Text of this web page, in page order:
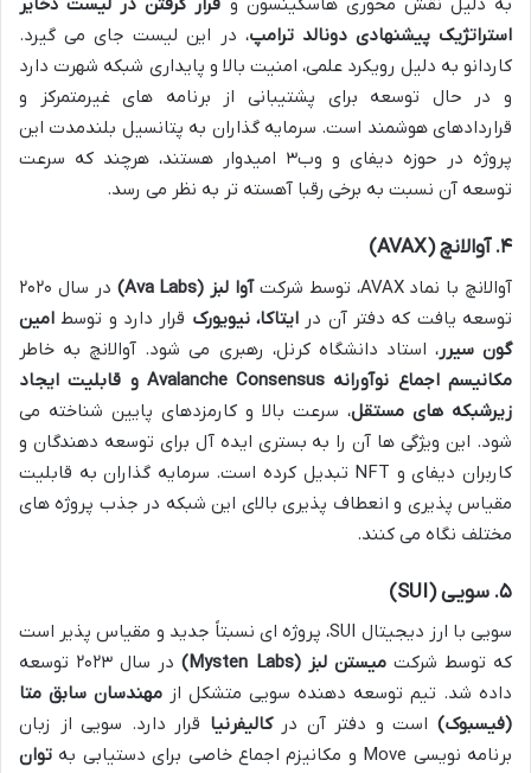
به دلیل نقش محوری هاسکینسون و قرار گرفتن در لیست ذخایر
استراتژیک پیشنهادی دونالد ترامپ، در این لیست جای می گیرد.
کاردانو به دلیل رویکرد علمی، امنیت بالا و پایداری شبکه شهرت دارد
و در حال توسعه برای پشتیبانی از برنامه های غیرمتمرکز و
قراردادهای هوشمند است. سرمایه گذاران به پتانسیل بلندمدت این
پروژه در حوزه دیفای و وب۳ امیدوار هستند، هرچند که سرعت
توسعه آن نسبت به برخی رقبا آهسته تر به نظر می رسد.
۴. آوالانچ (AVAX)
آوالانچ با نماد AVAX، توسط شرکت آوا لبز (Ava Labs)
در سال ۲۰۲۰
توسعه یافت که دفتر آن در ایتاکا، نیویورک قرار دارد و توسط امین
گون سیرر، استاد دانشگاه کرنل، رهبری می شود. آوالانچ به خاطر
مکانیسم اجماع نوآورانه Avalanche Consensus و قابلیت ایجاد
زیرشبکه های مستقل، سرعت بالا و کارمزدهای پایین شناخته می
شود. این ویژگی ها آن را به بستری ایده آل برای توسعه دهندگان و
کاربران دیفای و NFT تبدیل کرده است. سرمایه گذاران به قابلیت
مقیاس پذیری و انعطاف پذیری بالای این شبکه در جذب پروژه های
مختلف نگاه می کنند.
۵. سویی (SUI)
سویی با ارز دیجیتال SUI، پروژه ای نسبتاً جدید و مقیاس پذیر است
که توسط شرکتمیستن لبز (Mysten Labs)
در سال ۲۰۲۳ توسعه
داده شد. تیم توسعه دهنده سویی متشکل از مهندسان سابق متا
(فیسبوک)است و دفتر آن درکالیفرنیا قرار دارد. سویی از زبان
برنامه نویسی Move و مکانیزم اجماع خاصی برای دستیابی به
توان